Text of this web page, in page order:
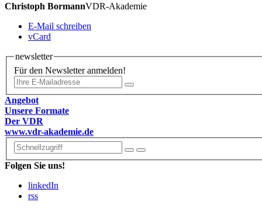
Christoph BormannVDR-Akademie
E-Mail schreiben
vCard
newsletter
Für den Newsletter anmelden!
Angebot
Unsere Formate
Der VDR
www.vdr-akademie.de
Folgen Sie uns!
linkedIn
rss